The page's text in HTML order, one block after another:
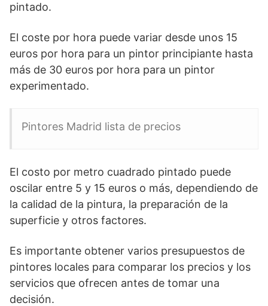
pintado.
El coste por hora puede variar desde unos 15
euros por hora para un pintor principiante hasta
más de 30 euros por hora para un pintor
experimentado.
Pintores Madrid lista de precios
El costo por metro cuadrado pintado puede
oscilar entre 5 y 15 euros o más, dependiendo de
la calidad de la pintura, la preparación de la
superficie y otros factores.
Es importante obtener varios presupuestos de
pintores locales para comparar los precios y los
servicios que ofrecen antes de tomar una
decisión.